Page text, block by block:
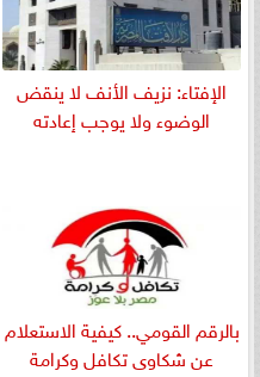
الإفتاء: نزيف الأنف لا ينقض
الوضوء ولا يوجب إعادته
بالرقم القومي.. كيفية الاستعلام
عن شكاوى تكافل وكرامة